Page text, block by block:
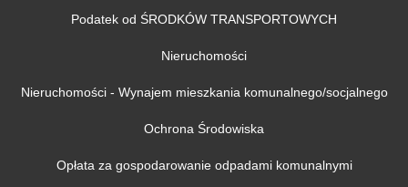
Podatek od ŚRODKÓW TRANSPORTOWYCH
Nieruchomości
Nieruchomości - Wynajem mieszkania komunalnego/socjalnego
Ochrona Środowiska
Opłata za gospodarowanie odpadami komunalnymi